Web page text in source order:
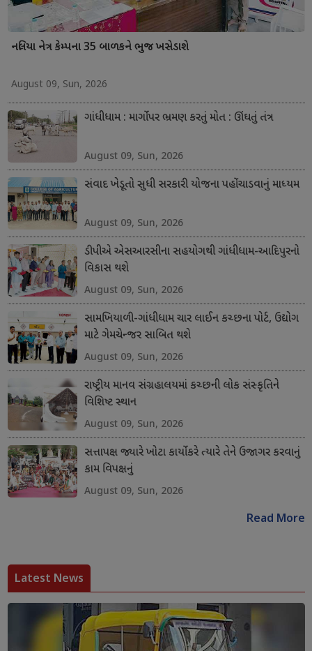
નલિયા નેત્ર કેમ્પના 35 બાળકને ભુજ ખસેડાશે
August 09, Sun, 2026
ગાંધીધામ : માર્ગો પર ભ્રમણ કરતું મોત : ઊંઘતું તંત્ર
August 09, Sun, 2026
સંવાદ ખેડૂતો સુધી સરકારી યોજના પહોંચાડવાનું માધ્યમ
August 09, Sun, 2026
ડીપીએ એસઆરસીના સહયોગથી ગાંધીધામ-આદિપુરનો
વિકાસ થશે
August 09, Sun, 2026
સામખિયાળી-ગાંધીધામ ચાર લાઈન કચ્છના પોર્ટ, ઉદ્યોગ
માટે ગેમચેન્જર સાબિત થશે
August 09, Sun, 2026
રાષ્ટ્રીય માનવ સંગ્રહાલયમાં કચ્છની લોક સંસ્કૃતિને
વિશિષ્ટ સ્થાન
August 09, Sun, 2026
સત્તાપક્ષ જ્યારે ખોટા કાર્યો કરે ત્યારે તેને ઉજાગર કરવાનું
કામ વિપક્ષનું
August 09, Sun, 2026
Read More
Latest News